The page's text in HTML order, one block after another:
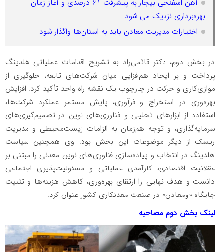
آهن اسفنجی بیجار به پیشرفت 61 درصدی و آغاز زمان
بهره‌برداری نزدیک می شود
اختیارات مدیریت معادن باید به استان‌ها واگذار شود
در بخش دوم، دکتر قائمی‌راد به تشریح اقدامات عملیاتی هلدینگ
پرداخت و بر ایجاد هم‌افزایی میان شرکت‌های تابعه، جلوگیری از
موازی‌کاری و حرکت در چارچوب یک نقشه راه واحد تأکید کرد. افزایش
بهره‌وری در استخراج و فرآوری، پایش مستمر عملکرد شرکت‌ها،
استفاده از ابزارهای تحلیلی و فناوری‌های نوین در تصمیم‌گیری‌های
سرمایه‌گذاری، و توجه هم‌زمان به الزامات زیست‌محیطی و مدیریت
ریسک از دیگر موضوعات این بخش بود. وی همچنین سیاست
هلدینگ در انتخاب و پیاده‌سازی فناوری‌های نوین معدنی را مبتنی بر
عقلانیت اقتصادی، کارآمدی عملیاتی و مسئولیت‌پذیری اجتماعی
دانست و هدف نهایی را ارتقای بهره‌وری، کاهش هزینه‌ها و تثبیت
جایگاه «ومعادن» در صنعت معدنکاری کشور عنوان کرد.
لینک بخش دوم مصاحبه